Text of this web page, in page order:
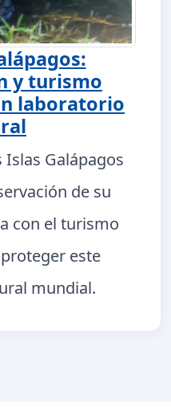
y turismo
laboratorio
Galápagos
de su
con el turismo
este
mundial.